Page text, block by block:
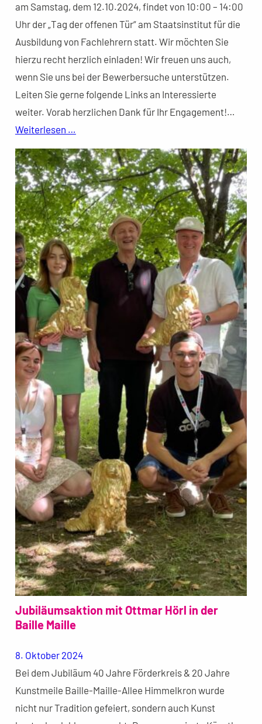
am Samstag, dem 12.10.2024, findet von 10:00 – 14:00
Uhr der „Tag der offenen Tür“ am Staatsinstitut für die
Ausbildung von Fachlehrern statt. Wir möchten Sie
hierzu recht herzlich einladen! Wir freuen uns auch,
wenn Sie uns bei der Bewerbersuche unterstützen.
Leiten Sie gerne folgende Links an Interessierte
weiter. Vorab herzlichen Dank für Ihr Engagement!…
Weiterlesen …
Jubiläumsaktion mit Ottmar Hörl in der
Baille Maille
8. Oktober 2024
Bei dem Jubiläum 40 Jahre Förderkreis & 20 Jahre
Kunstmeile Baille-Maille-Allee Himmelkron wurde
nicht nur Tradition gefeiert, sondern auch Kunst